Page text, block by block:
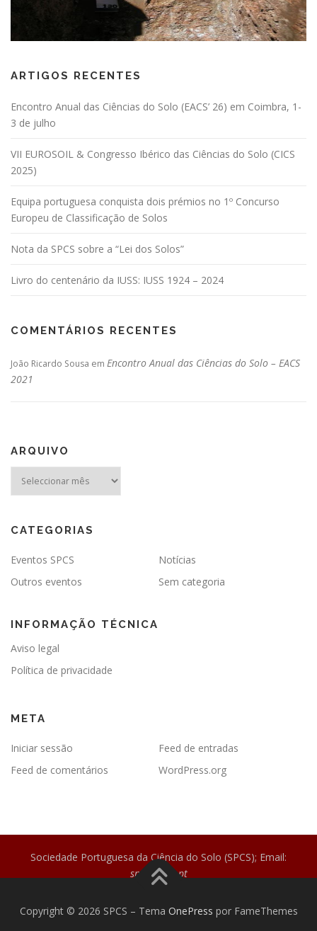
ARTIGOS RECENTES
Encontro Anual das Ciências do Solo (EACS’ 26) em Coimbra, 1-
3 de julho
VII EUROSOIL & Congresso Ibérico das Ciências do Solo (CICS
2025)
Equipa portuguesa conquista dois prémios no 1º Concurso
Europeu de Classificação de Solos
Nota da SPCS sobre a “Lei dos Solos”
Livro do centenário da IUSS: IUSS 1924 – 2024
COMENTÁRIOS RECENTES
João Ricardo Sousa em Encontro Anual das Ciências do Solo – EACS
2021
ARQUIVO
CATEGORIAS
Eventos SPCS
Notícias
Outros eventos
Sem categoria
INFORMAÇÃO TÉCNICA
Aviso legal
Política de privacidade
META
Iniciar sessão
Feed de entradas
Feed de comentários
WordPress.org
Sociedade Portuguesa da Ciência do Solo (SPCS); Email:
spcs@spcs.pt
Copyright © 2026 SPCS – Tema OnePress por FameThemes